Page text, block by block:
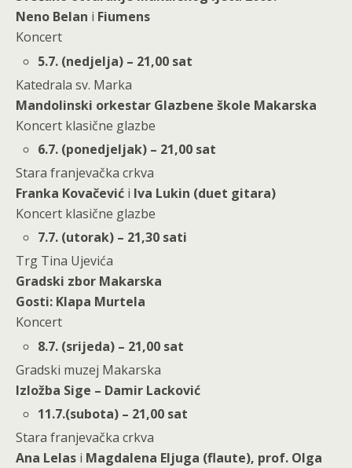
Neno Belan i Fiumens
Koncert
5.7. (nedjelja) – 21,00 sat
Katedrala sv. Marka
Mandolinski orkestar Glazbene škole Makarska
Koncert klasične glazbe
6.7. (ponedjeljak) – 21,00 sat
Stara franjevačka crkva
Franka Kovačević i Iva Lukin (duet gitara)
Koncert klasične glazbe
7.7. (utorak) – 21,30 sati
Trg Tina Ujevića
Gradski zbor Makarska
Gosti: Klapa Murtela
Koncert
8.7. (srijeda) – 21,00 sat
Gradski muzej Makarska
Izložba Sige – Damir Lacković
11.7.(subota) – 21,00 sat
Stara franjevačka crkva
Ana Lelas i Magdalena Eljuga (flaute), prof. Olga